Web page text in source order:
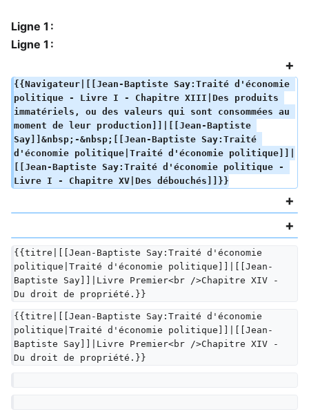
Ligne 1 :
Ligne 1 :
{{Navigateur|[[Jean-Baptiste Say:Traité d'économie
politique - Livre I - Chapitre XIII|Des produits
immatériels, ou des valeurs qui sont consommées au
moment de leur production]]|[[Jean-Baptiste
Say]]&nbsp;-&nbsp;[[Jean-Baptiste Say:Traité
d'économie politique|Traité d'économie politique]]|
[[Jean-Baptiste Say:Traité d'économie politique -
Livre I - Chapitre XV|Des débouchés]]}}
{{titre|[[Jean-Baptiste Say:Traité d'économie
politique|Traité d'économie politique]]|[[Jean-
Baptiste Say]]|Livre Premier<br />Chapitre XIV -
Du droit de propriété.}}
{{titre|[[Jean-Baptiste Say:Traité d'économie
politique|Traité d'économie politique]]|[[Jean-
Baptiste Say]]|Livre Premier<br />Chapitre XIV -
Du droit de propriété.}}